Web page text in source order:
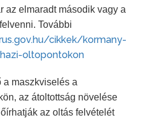
az elmaradt második vagy a
További
cikkek/kormany-
oltopontokon
a maszkviselés a
az átoltottság növelése
az oltás felvételét